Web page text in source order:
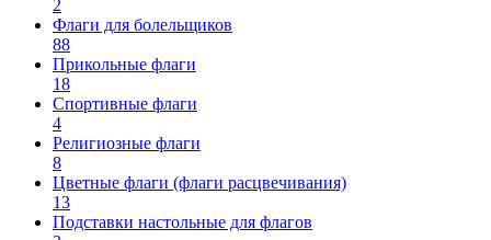
2
Флаги для болельщиков
88
Прикольные флаги
18
Спортивные флаги
4
Религиозные флаги
8
Цветные флаги (флаги расцвечивания)
13
Подставки настольные для флагов